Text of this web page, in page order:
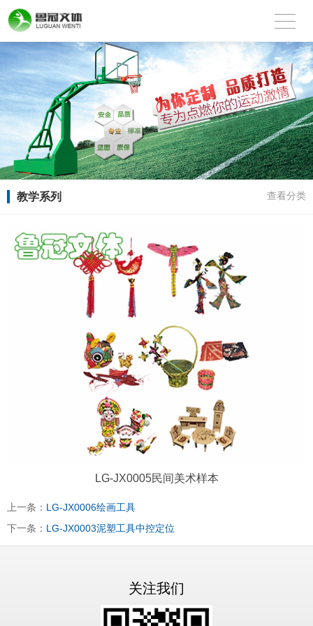
教学系列 查看分类
LG-JX0005民间美术样本
上一条： LG-JX0006绘画工具
下一条： LG-JX0003泥塑工具中控定位
关注我们